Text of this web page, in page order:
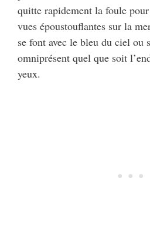
quitte rapidement la foule
vues époustouflantes sur la
se font avec le bleu du ciel ou
omniprésent quel que soit
yeux.